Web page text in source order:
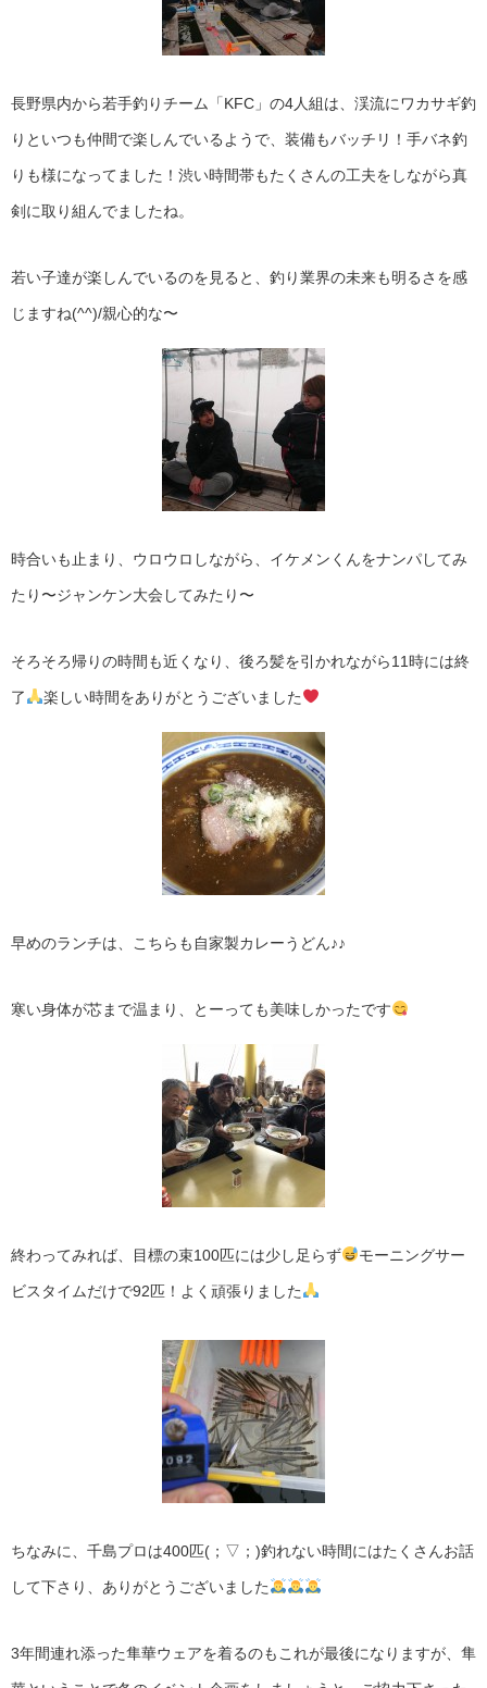
長野県内から若手釣りチーム「KFC」の4人組は、渓流にワカサギ釣
りといつも仲間で楽しんでいるようで、装備もバッチリ！手バネ釣
りも様になってました！渋い時間帯もたくさんの工夫をしながら真
剣に取り組んでましたね。
若い子達が楽しんでいるのを見ると、釣り業界の未来も明るさを感
じますね(^^)/親心的な〜
時合いも止まり、ウロウロしながら、イケメンくんをナンパしてみ
たり〜ジャンケン大会してみたり〜
そろそろ帰りの時間も近くなり、後ろ髪を引かれながら11時には終
了 楽しい時間をありがとうございました
早めのランチは、こちらも自家製カレーうどん♪♪
寒い身体が芯まで温まり、とーっても美味しかったです
終わってみれば、目標の束100匹には少し足らず モーニングサー
ビスタイムだけで92匹！よく頑張りました
ちなみに、千島プロは400匹(；▽；)釣れない時間にはたくさんお話
して下さり、ありがとうございました
3年間連れ添った隼華ウェアを着るのもこれが最後になりますが、隼